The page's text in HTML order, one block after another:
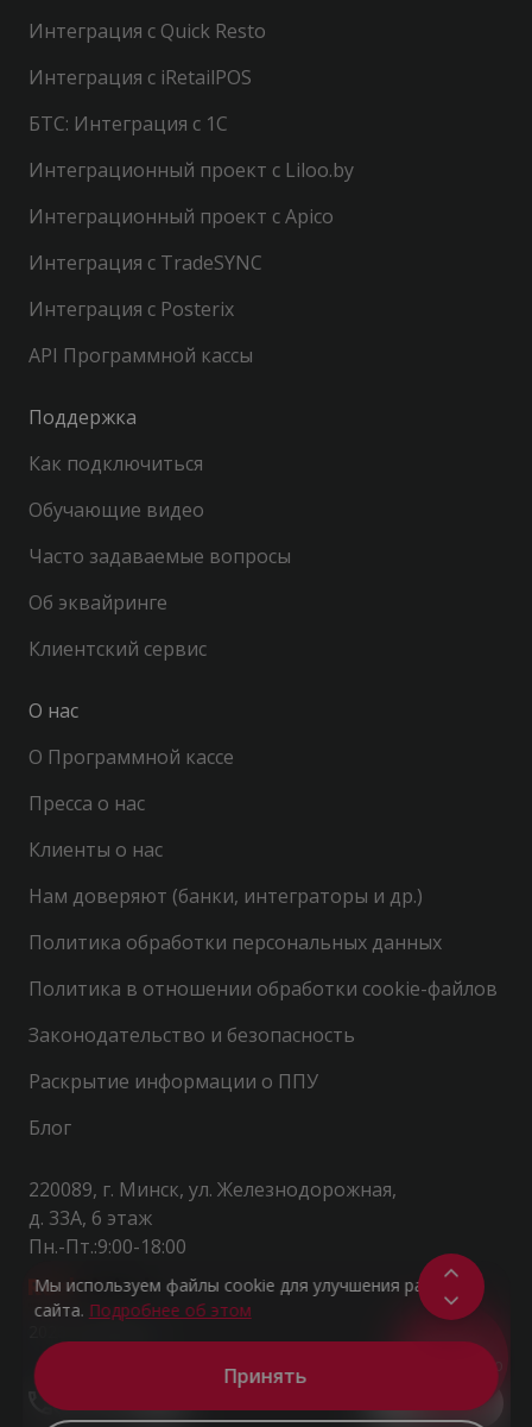
ПОЛУЧИТЬ
КОНСУЛЬТАЦИЮ
Мы используем файлы cookie для улучшения работы
сайта. Подробнее об этом
Принять
Интеграция с Quick Resto
Интеграция с iRetailPOS
БТС: Интеграция с 1С
Интеграционный проект с Liloo.by
Интеграционный проект с Apico
Интеграция с TradeSYNC
Интеграция с Posterix
API Программной кассы
Поддержка
Как подключиться
Обучающие видео
Часто задаваемые вопросы
Об эквайринге
Клиентский сервис
О нас
О Программной кассе
Пресса о нас
Клиенты о нас
Нам доверяют (банки, интеграторы и др.)
Политика обработки персональных данных
Политика в отношении обработки cookie-файлов
Законодательство и безопасность
Раскрытие информации о ППУ
Блог
220089, г. Минск, ул. Железнодорожная,
д. 33А, 6 этаж
Пн.-Пт.:9:00-18:00
Контакты